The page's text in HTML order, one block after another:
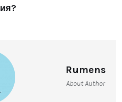
Rumens
About Author